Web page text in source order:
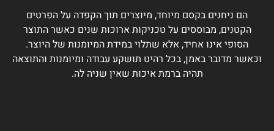
הם ניחנים בקסם מיוחד, מיוצרים תוך הקפדה על הפרטים
הקטנים, מבוססים על טכניקות ארוכות שנים כאשר התוצר
הסופי אינו אחיד, אלא שתלוי במידת המיומנות של היוצר.
וכאשר מדובר באמן, בכל רהיט תושקע עבודה ומיומנות והתוצאה
תהיה ברמת איכות שאין שניה לה.